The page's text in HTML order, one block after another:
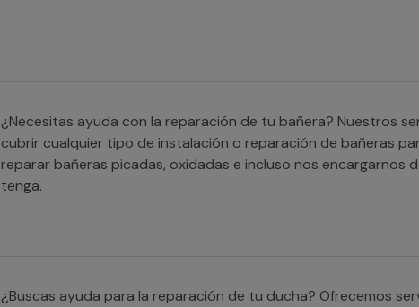
¿Necesitas ayuda con la reparación de tu bañera? Nuestros
cubrir cualquier tipo de instalación o reparación de bañeras
reparar bañeras picadas, oxidadas e incluso nos encargarnos
tenga.
¿Buscas ayuda para la reparación de tu ducha? Ofrecemos